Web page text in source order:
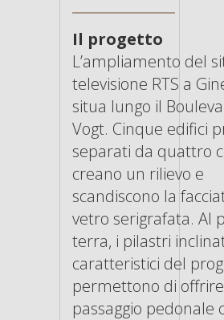
Il progetto
L’ampliamento del
televisione RTS a
situa lungo il
Vogt. Cinque edifici
separati da quattro
creano un rilievo e
scandiscono la
vetro serigrafata. Al
terra, i pilastri
caratteristici del
permettono di
passaggio pedonale